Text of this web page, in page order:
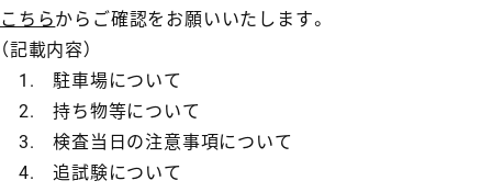
こちらからご確認をお願いいたします。
（記載内容）
1. 駐車場について
2. 持ち物等について
3. 検査当日の注意事項について
4. 追試験について